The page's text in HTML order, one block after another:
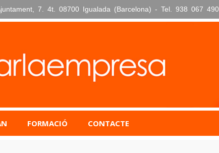
7. 4t. 08700 Igualada (Barcelona) - Tel. 938 067 490
FORMACIÓ CONTACTE